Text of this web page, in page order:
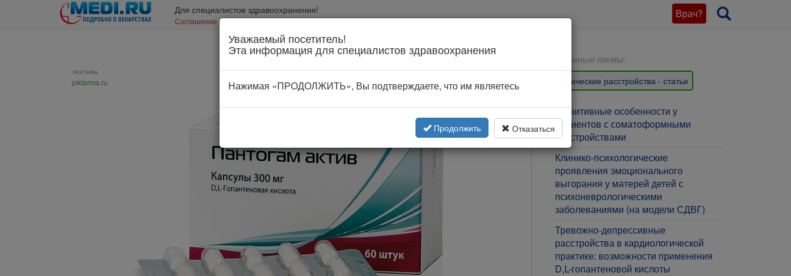
Врач?
Для специалистов здравоохранения!
Соглашение об использовании
Уважаемый посетитель!
Эта информация для специалистов здравоохранения
Нажимая «ПРОДОЛЖИТЬ», Вы подтверждаете, что им являетесь
Продолжить Отказаться
pikfarma.ru
Связанные темы:
Психические расстройства - статьи
​Когнитивные особенности у
пациентов с соматоформными
расстройствами
​Клинико-психологические
проявления эмоционального
выгорания у матерей детей с
психоневрологическими
заболеваниями (на модели СДВГ)
Тревожно-депрессивные
расстройства в кардиологической
практике: возможности применения
D,L-гопантеновой кислоты